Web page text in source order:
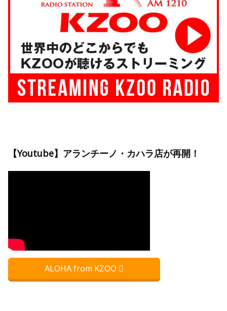
【Youtube】アランチーノ・カハラ店が再開！
ALOHA from KZOO